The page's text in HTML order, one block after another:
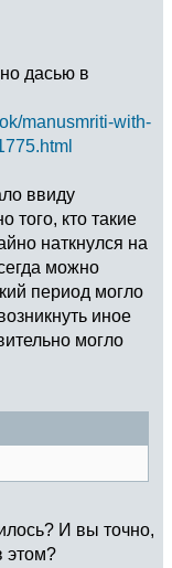
дасью в
manusmriti-with-
ввиду
того, кто такие
наткнулся на
можно
период могло
иное
могло
И вы точно,
этом?